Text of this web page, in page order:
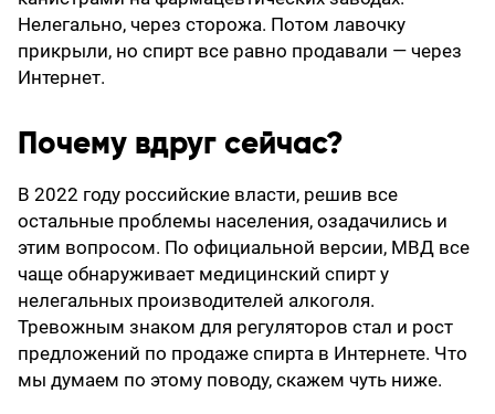
Нелегально, через сторожа. Потом лавочку
прикрыли, но спирт все равно продавали — через
Интернет.
Почему вдруг сейчас?
В 2022 году российские власти, решив все
остальные проблемы населения, озадачились и
этим вопросом. По официальной версии, МВД все
чаще обнаруживает медицинский спирт у
нелегальных производителей алкоголя.
Тревожным знаком для регуляторов стал и рост
предложений по продаже спирта в Интернете. Что
мы думаем по этому поводу, скажем чуть ниже.